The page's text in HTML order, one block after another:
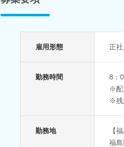
雇用形態 正
勤務時間
8：
※配
※残
勤務地
【
福